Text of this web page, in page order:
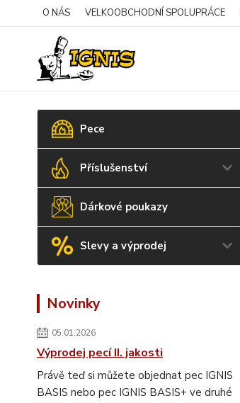
O NÁS VELKOOBCHODNÍ SPOLUPRÁCE
Pece
Příslušenství
Dárkové poukazy
Slevy a výprodej
Novinky
05.01.2026
Výprodej pecí II. jakosti
Právě teď si můžete objednat pec IGNIS
BASIS nebo pec IGNIS BASIS+ ve druhé